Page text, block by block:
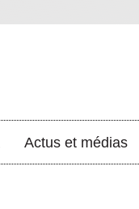
Actus et médias